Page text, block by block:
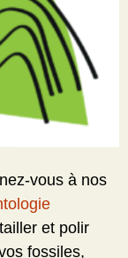
vous à nos
et polir
fossiles,